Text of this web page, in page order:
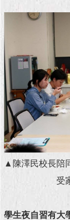
活
主
題
館
與
民
互
動
題
▲陳澤民校長陪
受
學生夜自習有大